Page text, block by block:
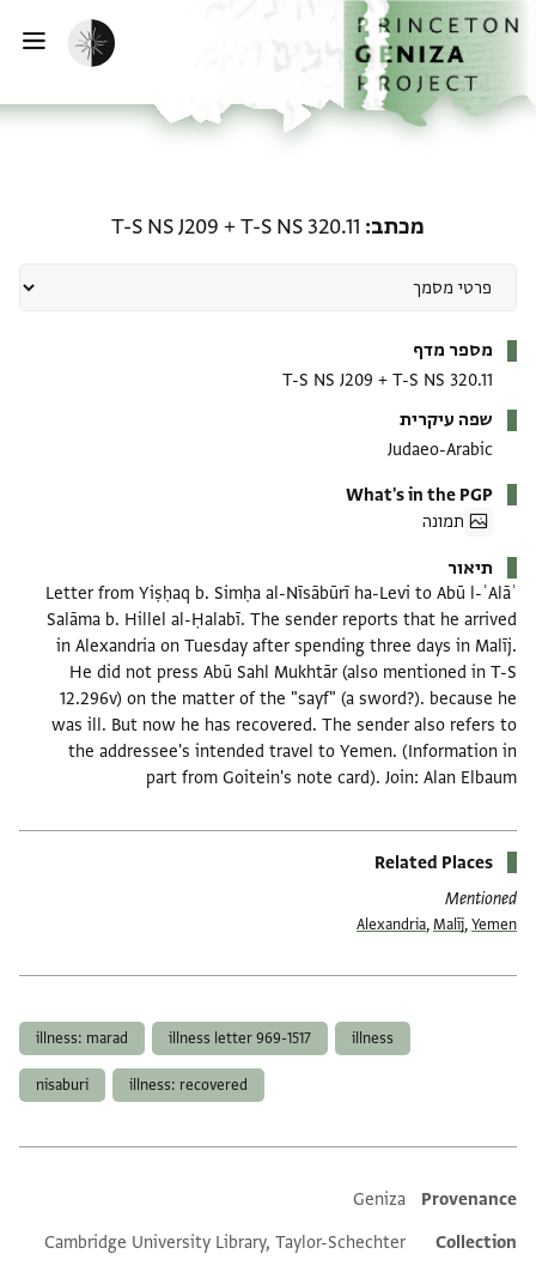
לתוכןהבית
הפעלת מצב כהה
מכתב T-S NS 320.11
+
T-S NS J209
מספר מדף
T-S NS 320.11
+
T-S NS J209
שפה עיקרית
Judaeo-Arabic
What's in the PGP
תמונה
תיאור
Letter from Yiṣḥaq b. Simḥa al-Nīsābūrī ha-Levi to Abū l-ʿAlāʾ
Salāma b. Hillel al-Ḥalabī. The sender reports that he arrived
in Alexandria on Tuesday after spending three days in Malīj.
He did not press Abū Sahl Mukhtār (also mentioned in T-S
12.296v) on the matter of the "sayf" (a sword?). because he
was ill. But now he has recovered. The sender also refers to
the addressee's intended travel to Yemen. (Information in
part from Goitein's note card). Join: Alan Elbaum
Related Places
Mentioned
Alexandria,Malīj,Yemen
illness
illness letter 969-1517
illness: marad
illness: recovered
nisaburi
Additional metadata
Provenance
Geniza
Collection
Cambridge University Library, Taylor-Schechter